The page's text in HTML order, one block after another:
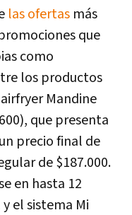
las ofertas más
que
como
los productos
Mandine
que presenta
precio final de
de $187.000.
en hasta 12
el sistema Mi